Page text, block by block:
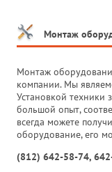
Монтаж
Монтаж
компании. Мы
Установкой техники
большой опыт,
всегда можете
оборудование, его
(812) 642-58-74,